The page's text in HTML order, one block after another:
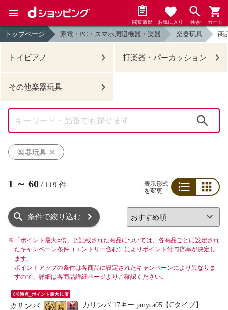
閲覧履歴 お気に入り 検索 カート
トップページ 家電・PC・スマホ周辺機器・楽器 楽器玩具 商
トイピアノ 打楽器・パーカッション
その他楽器玩具
楽器玩具
1 ～ 60 / 119 件
表示形式
を変更
条件で絞り込む
※ 「ポイント最大○倍」と記載された商品については、各商品ごとに設定され
たキャンペーン条件（エントリー含む）によりポイント付与倍率が決定し
ます。
ポイントアップの条件は各商品に設定されたキャンペーンにより異なりま
すので、詳細は各商品詳細ページよりご確認ください。
8/8時点_ポイント最大11倍
カリンバ 17キー pmyca05【Cタイプ】